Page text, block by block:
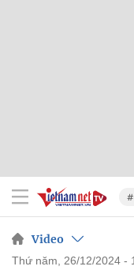
Video
thứ năm, 26/12/2024 -